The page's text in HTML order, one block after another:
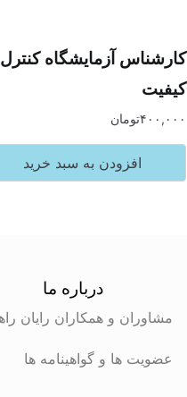
کارشناس آزمایشگاه کنترل
کیفیت
۴۰۰,۰۰۰تومان
افزودن به سبد خرید
درباره ما
مشاوران و همکاران رایان
عضویت ها و گواهینامه ها